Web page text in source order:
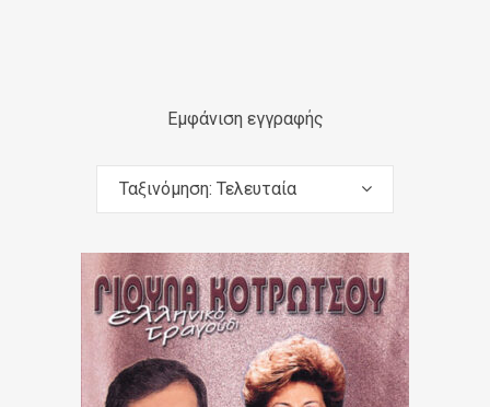
Εμφάνιση εγγραφής
Ταξινόμηση: Τελευταία